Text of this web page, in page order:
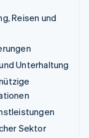
Reisen und
Unterhaltung
Sektor